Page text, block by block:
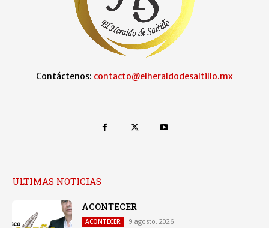
Contáctenos: contacto@elheraldodesaltillo.mx
ULTIMAS NOTICIAS
ACONTECER
ACONTECER 9 agosto, 2026